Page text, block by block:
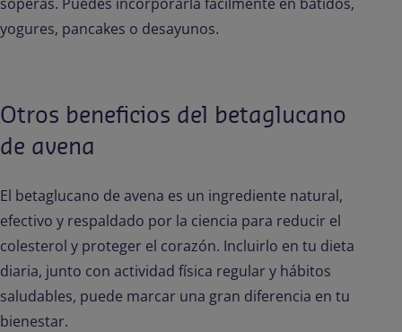
yogures, pancakes o desayunos.
Otros beneficios del betaglucano
de avena
El betaglucano de avena es un ingrediente natural,
efectivo y respaldado por la ciencia para reducir el
colesterol y proteger el corazón. Incluirlo en tu dieta
diaria, junto con actividad física regular y hábitos
saludables, puede marcar una gran diferencia en tu
bienestar.